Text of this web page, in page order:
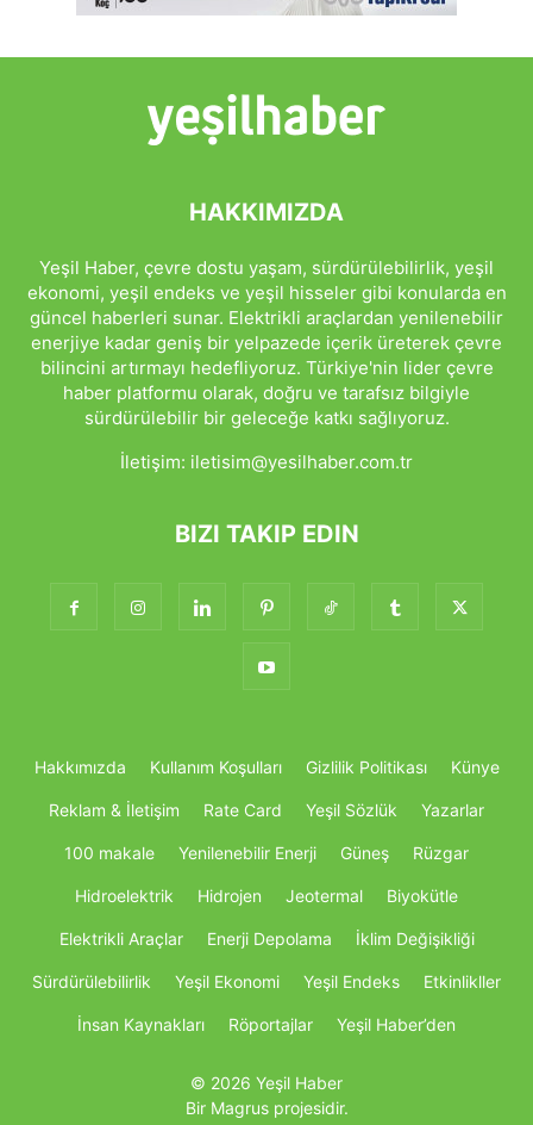
HAKKIMIZDA
Yeşil Haber, çevre dostu yaşam, sürdürülebilirlik, yeşil
ekonomi, yeşil endeks ve yeşil hisseler gibi konularda en
güncel haberleri sunar. Elektrikli araçlardan yenilenebilir
enerjiye kadar geniş bir yelpazede içerik üreterek çevre
bilincini artırmayı hedefliyoruz. Türkiye'nin lider çevre
haber platformu olarak, doğru ve tarafsız bilgiyle
sürdürülebilir bir geleceğe katkı sağlıyoruz.
İletişim: iletisim@yesilhaber.com.tr
BIZI TAKIP EDIN
Hakkımızda Kullanım Koşulları Gizlilik Politikası Künye
Reklam & İletişim Rate Card Yeşil Sözlük Yazarlar
100 makale Yenilenebilir Enerji Güneş Rüzgar
Hidroelektrik Hidrojen Jeotermal Biyokütle
Elektrikli Araçlar Enerji Depolama İklim Değişikliği
Sürdürülebilirlik Yeşil Ekonomi Yeşil Endeks Etkinlikller
İnsan Kaynakları Röportajlar Yeşil Haber’den
© 2026 Yeşil Haber
Bir Magrus projesidir.